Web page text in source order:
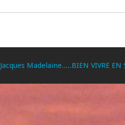
Jacques Madelaine.....BIEN VIVRE EN